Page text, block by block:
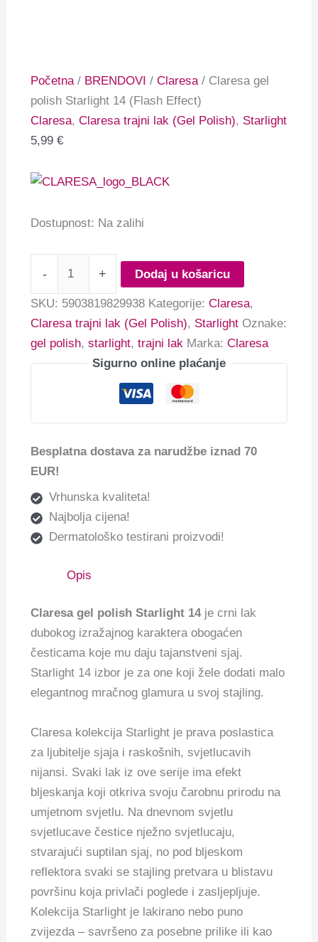
Početna / BRENDOVI /Claresa / Claresa gel
polish Starlight 14 (Flash Effect)
Claresa,Claresa trajni lak (Gel Polish), Starlight
5,99€
Dostupnost: Na zalihi
- + Dodaj u košaricu
SKU: 5903819829938 Kategorije:Claresa,
Claresa trajni lak (Gel Polish), Starlight Oznake:
gel polish,starlight,trajni lak Marka:Claresa
Sigurno online plaćanje
Besplatna dostava za narudžbe iznad 70
EUR!
Vrhunska kvaliteta!
Najbolja cijena!
Dermatološko testirani proizvodi!
Opis
Claresa gel polish Starlight 14 je crni lak
dubokog izražajnog karaktera obogaćen
česticama koje mu daju tajanstveni sjaj.
Starlight 14 izbor je za one koji žele dodati malo
elegantnog mračnog glamura u svoj stajling.
Claresa kolekcija Starlight je prava poslastica
za ljubitelje sjaja i raskošnih, svjetlucavih
nijansi. Svaki lak iz ove serije ima efekt
bljeskanja koji otkriva svoju čarobnu prirodu na
umjetnom svjetlu. Na dnevnom svjetlu
svjetlucave čestice nježno svjetlucaju,
stvarajući suptilan sjaj, no pod bljeskom
reflektora svaki se stajling pretvara u blistavu
površinu koja privlači poglede i zasljepljuje.
Kolekcija Starlight je lakirano nebo puno
zvijezda – savršeno za posebne prilike ili kao